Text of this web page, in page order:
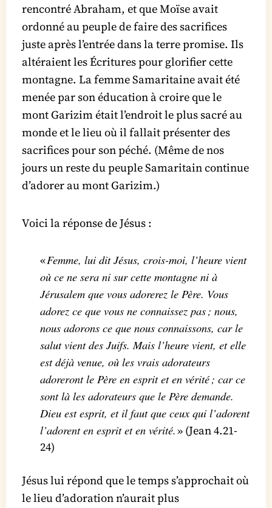
rencontré Abraham, et que Moïse avait
ordonné au peuple de faire des sacrifices
juste après l’entrée dans la terre promise. Ils
altéraient les Écritures pour glorifier cette
montagne. La femme Samaritaine avait été
menée par son éducation à croire que le
mont Garizim était l’endroit le plus sacré au
monde et le lieu où il fallait présenter des
sacrifices pour son péché. (Même de nos
jours un reste du peuple Samaritain continue
d’adorer au mont Garizim.)
Voici la réponse de Jésus :
«Femme, lui dit Jésus, crois-moi, l’heure vient
où ce ne sera ni sur cette montagne ni à
Jérusalem que vous adorerez le Père. Vous
adorez ce que vous ne connaissez pas ; nous,
nous adorons ce que nous connaissons, car le
salut vient des Juifs. Mais l’heure vient, et elle
est déjà venue, où les vrais adorateurs
adoreront le Père en esprit et en vérité ; car ce
sont là les adorateurs que le Père demande.
Dieu est esprit, et il faut que ceux qui l’adorent
l’adorent en esprit et en vérité.» (Jean 4.21-
24)
Jésus lui répond que le temps s’approchait où
le lieu d’adoration n’aurait plus